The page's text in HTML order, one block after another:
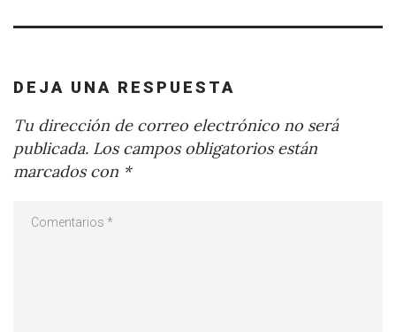
DEJA UNA RESPUESTA
Tu dirección de correo electrónico no será
publicada. Los campos obligatorios están
marcados con *